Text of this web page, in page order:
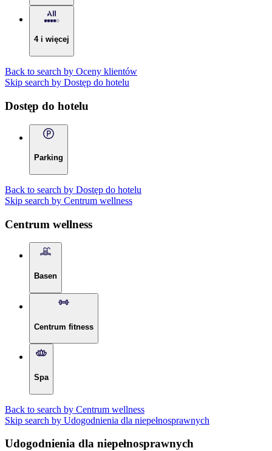
4 i więcej
Back to search by Oceny klientów
Skip search by Dostęp do hotelu
Dostęp do hotelu
Parking
Back to search by Dostęp do hotelu
Skip search by Centrum wellness
Centrum wellness
Basen
Centrum fitness
Spa
Back to search by Centrum wellness
Skip search by Udogodnienia dla niepełnosprawnych
Udogodnienia dla niepełnosprawnych